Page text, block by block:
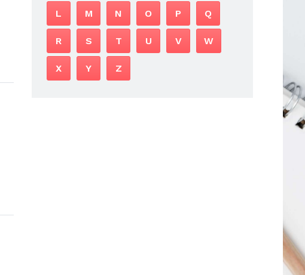
L M N O P Q
R S T U V W
X Y Z